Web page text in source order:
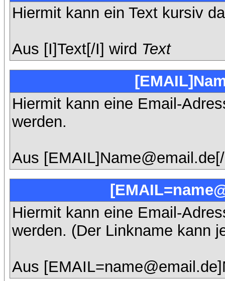
Hiermit kann ein Text kursiv
Aus [I]Text[/I] wird Text
Hiermit kann eine Email-
werden.
Aus
Hiermit kann eine Email-
werden. (Der Linkname kann
Aus